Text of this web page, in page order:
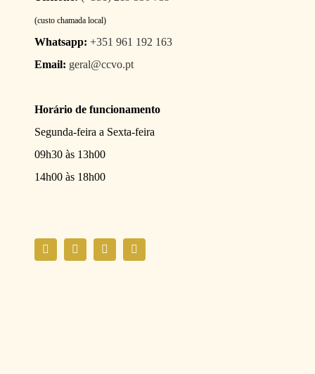
(custo chamada local)
Whatsapp: +351 961 192 163
Email: geral@ccvo.pt
Horário de funcionamento
Segunda-feira a Sexta-feira
09h30 às 13h00
14h00 às 18h00